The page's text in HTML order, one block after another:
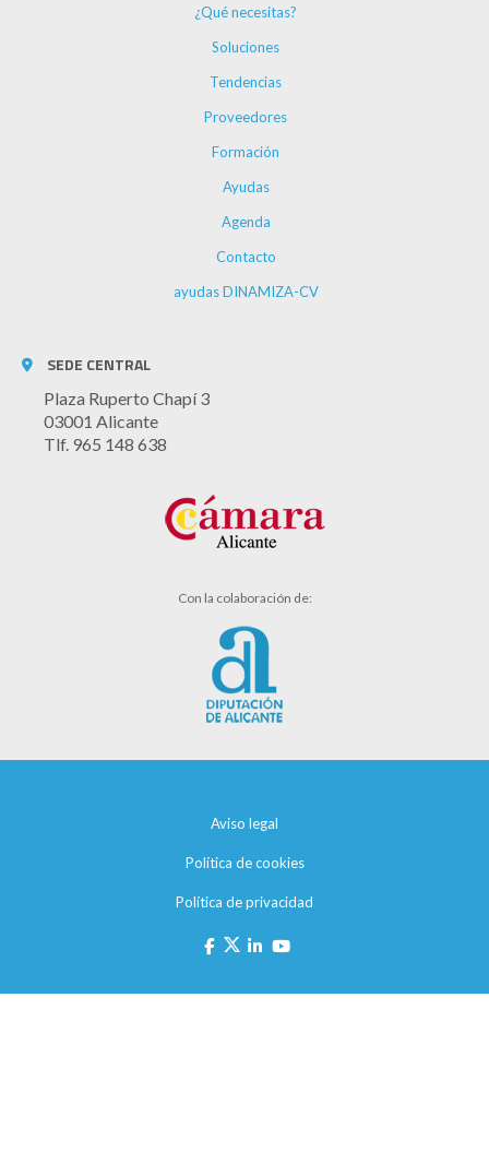
¿Qué necesitas?
Soluciones
Tendencias
Proveedores
Formación
Ayudas
Agenda
Contacto
ayudas DINAMIZA-CV
SEDE CENTRAL
Plaza Ruperto Chapí 3
03001 Alicante
Tlf. 965 148 638
Con la colaboración de:
Aviso legal
Política de cookies
Política de privacidad